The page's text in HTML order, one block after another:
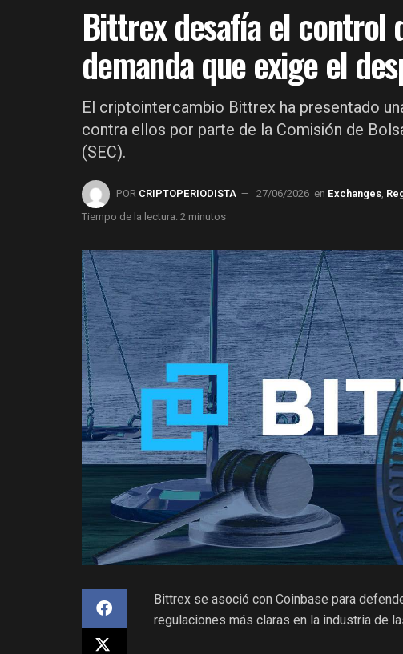
Bittrex desafía el control
demanda que exige el
El criptointercambio Bittrex ha presentado
contra ellos por parte de la Comisión de
(SEC).
POR CRIPTOPERIODISTA 27/06/2026 en Exchanges,
Tiempo de la lectura: 2 minutos
Bittrex se asoció con Coinbase para
regulaciones más claras en la industria de